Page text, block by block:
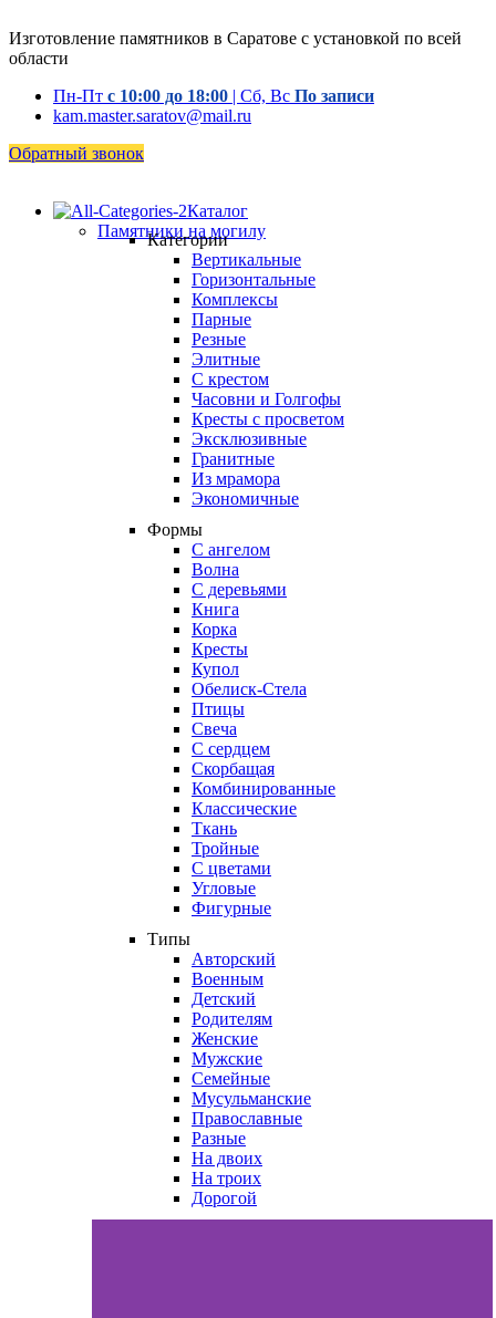
Изготовление памятников в Саратове с установкой по всей
области
Пн-Пт с 10:00 до 18:00 | Сб, Вс По записи
kam.master.saratov@mail.ru
Обратный звонок
Каталог
Памятники на могилу
Категории
Вертикальные
Горизонтальные
Комплексы
Парные
Резные
Элитные
С крестом
Часовни и Голгофы
Кресты с просветом
Эксклюзивные
Гранитные
Из мрамора
Экономичные
Формы
С ангелом
Волна
С деревьями
Книга
Корка
Кресты
Купол
Обелиск-Стела
Птицы
Свеча
С сердцем
Скорбащая
Комбинированные
Классические
Ткань
Тройные
С цветами
Угловые
Фигурные
Типы
Авторский
Военным
Детский
Родителям
Женские
Мужские
Семейные
Мусульманские
Православные
Разные
На двоих
На троих
Дорогой